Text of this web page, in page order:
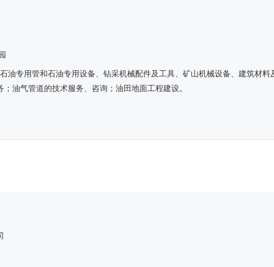
油专用管和石油专用设备、钻采机械配件及工具、矿山机械设备、建筑材料
；油气管道的技术服务、咨询；油田地面工程建设。